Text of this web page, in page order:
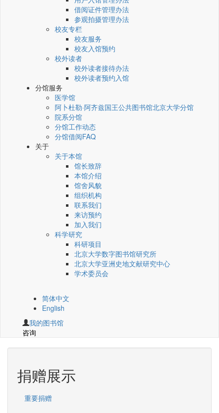
借阅证件管理办法
参观拍摄管理办法
校友专栏
校友服务
校友入馆预约
校外读者
校外读者接待办法
校外读者预约入馆
分馆服务
医学馆
阿卜杜勒·阿齐兹国王公共图书馆北京大学分馆
院系分馆
分馆工作动态
分馆借阅FAQ
关于
关于本馆
馆长致辞
本馆介绍
馆舍风貌
组织机构
联系我们
来访预约
加入我们
科学研究
科研项目
北京大学数字图书馆研究所
北京大学亚洲史地文献研究中心
学术委员会
简体中文
English
我的图书馆
咨询
捐赠展示
重要捐赠